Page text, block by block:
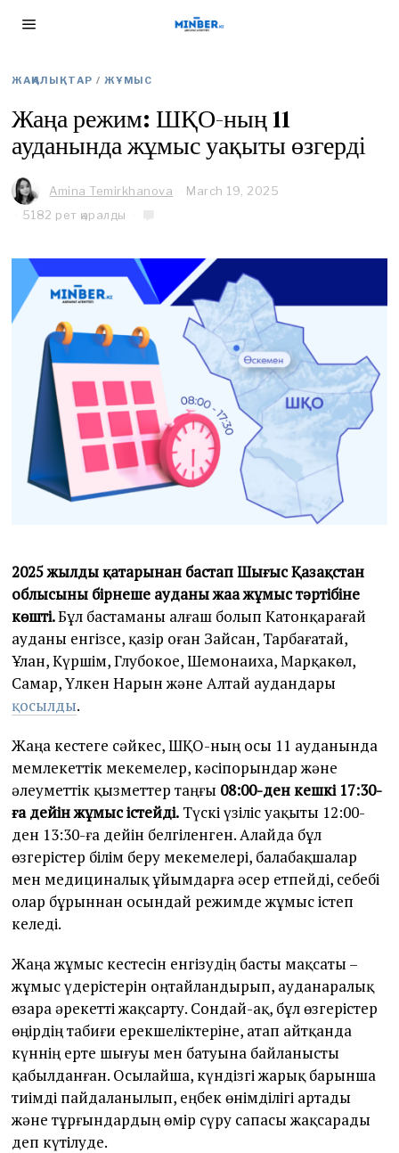
ЖАҢАЛЫҚТАР / ЖҰМЫС
Жаңа режим: ШҚО-ның 11
ауданында жұмыс уақыты өзгерді
Amina Temirkhanova March 19, 2025
,
2
2
5
5182 рет қаралды
2025 жылдың қаңтарынан бастап Шығыс Қазақстан
облысының бірнеше ауданы жаңа жұмыс тәртібіне
көшті.Бұл бастаманы алғаш болып Катонқарағай
ауданы енгізсе, қазір оған Зайсан, Тарбағатай,
Ұлан, Күршім, Глубокое, Шемонаиха, Марқакөл,
Самар, Үлкен Нарын және Алтай аудандары
қосылды.
Жаңа кестеге сәйкес, ШҚО-ның осы 11 ауданында
мемлекеттік мекемелер, кәсіпорындар және
әлеуметтік қызметтер таңғы 08:00-ден кешкі 17:30-
ға дейін жұмыс істейді. Түскі үзіліс уақыты 12:00-
ден 13:30-ға дейін белгіленген. Алайда бұл
өзгерістер білім беру мекемелері, балабақшалар
мен медициналық ұйымдарға әсер етпейді, себебі
олар бұрыннан осындай режимде жұмыс істеп
келеді.
Жаңа жұмыс кестесін енгізудің басты мақсаты –
жұмыс үдерістерін оңтайландырып, ауданаралық
өзара әрекетті жақсарту. Сондай-ақ, бұл өзгерістер
өңірдің табиғи ерекшеліктеріне, атап айтқанда
күннің ерте шығуы мен батуына байланысты
қабылданған. Осылайша, күндізгі жарық барынша
тиімді пайдаланылып, еңбек өнімділігі артады
және тұрғындардың өмір сүру сапасы жақсарады
деп күтілуде.